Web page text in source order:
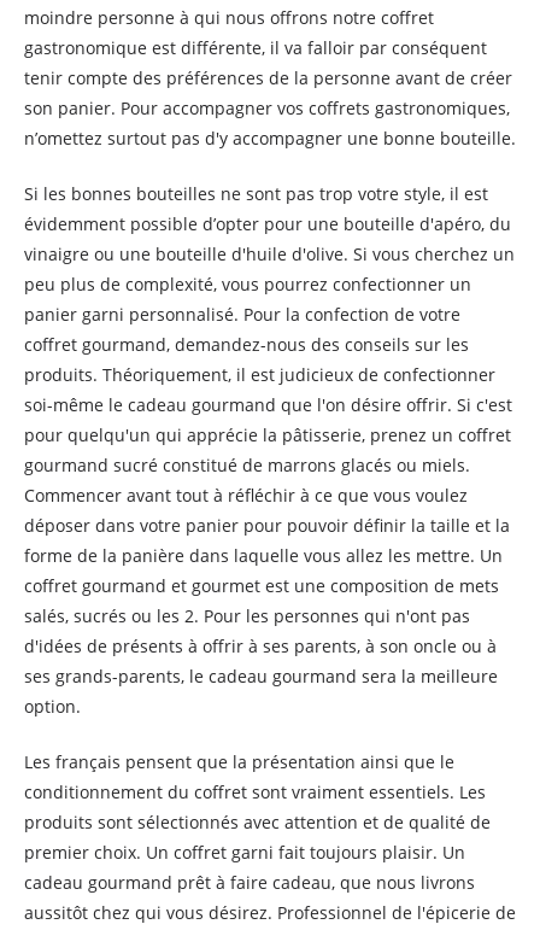
moindre personne à qui nous offrons notre coffret
gastronomique est différente, il va falloir par conséquent
tenir compte des préférences de la personne avant de créer
son panier. Pour accompagner vos coffrets gastronomiques,
n’omettez surtout pas d'y accompagner une bonne bouteille.
Si les bonnes bouteilles ne sont pas trop votre style, il est
évidemment possible d’opter pour une bouteille d'apéro, du
vinaigre ou une bouteille d'huile d'olive. Si vous cherchez un
peu plus de complexité, vous pourrez confectionner un
panier garni personnalisé. Pour la confection de votre
coffret gourmand, demandez-nous des conseils sur les
produits. Théoriquement, il est judicieux de confectionner
soi-même le cadeau gourmand que l'on désire offrir. Si c'est
pour quelqu'un qui apprécie la pâtisserie, prenez un coffret
gourmand sucré constitué de marrons glacés ou miels.
Commencer avant tout à réfléchir à ce que vous voulez
déposer dans votre panier pour pouvoir définir la taille et la
forme de la panière dans laquelle vous allez les mettre. Un
coffret gourmand et gourmet est une composition de mets
salés, sucrés ou les 2. Pour les personnes qui n'ont pas
d'idées de présents à offrir à ses parents, à son oncle ou à
ses grands-parents, le cadeau gourmand sera la meilleure
option.
Les français pensent que la présentation ainsi que le
conditionnement du coffret sont vraiment essentiels. Les
produits sont sélectionnés avec attention et de qualité de
premier choix. Un coffret garni fait toujours plaisir. Un
cadeau gourmand prêt à faire cadeau, que nous livrons
aussitôt chez qui vous désirez. Professionnel de l'épicerie de